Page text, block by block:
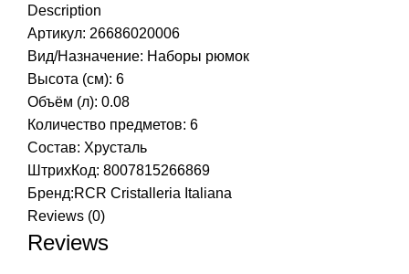
Description
Артикул: 26686020006
Вид/Назначение: Наборы рюмок
Высота (см): 6
Объём (л): 0.08
Количество предметов: 6
Состав: Хрусталь
ШтрихКод: 8007815266869
Бренд:RCR Cristalleria Italiana
Reviews (0)
Reviews